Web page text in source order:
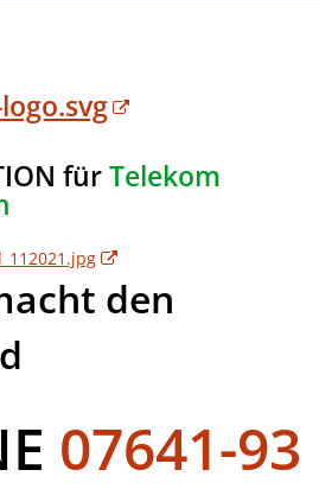
fürTelekom
den
07641-93